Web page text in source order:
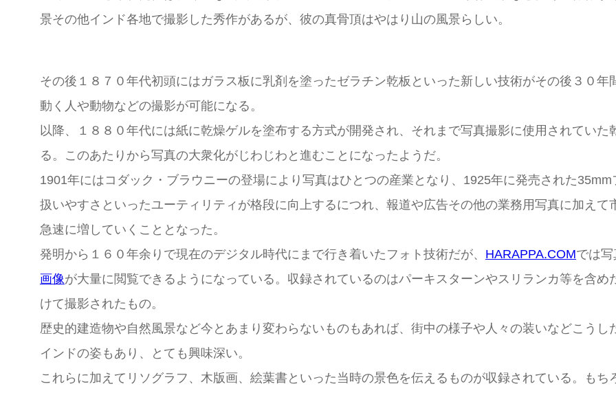
景その他インド各地で撮影した秀作があるが、彼の真骨頂はやはり山の風景らしい。
その後１８７０年代初頭にはガラス板に乳剤を塗ったゼラチン乾板といった新しい技術がその後３０
動く人や動物などの撮影が可能になる。
以降、１８８０年代には紙に乾燥ゲルを塗布する方式が開発され、それまで写真撮影に使用されてい
る。このあたりから写真の大衆化がじわじわと進むことになったようだ。
1901年にはコダック・ブラウニーの登場により写真はひとつの産業となり、1925年に発売された
扱いやすさといったユーティリティが格段に向上するにつれ、報道や広告その他の業務用写真に加え
急速に増していくこととなった。
発明から１６０年余りで現在のデジタル時代にまで行き着いたフォト技術だが、 HARAPPA.COMでは
画像が大量に閲覧できるようになっている。収録されているのはパーキスターンやスリランカ等を含
けて撮影されたもの。
歴史的建造物や自然風景など今とあまり変わらないものもあれば、街中の様子や人々の装いなどこう
インドの姿もあり、とても興味深い。
これらに加えてリソグラフ、木版画、絵葉書といった当時の景色を伝えるものが収録されている。も